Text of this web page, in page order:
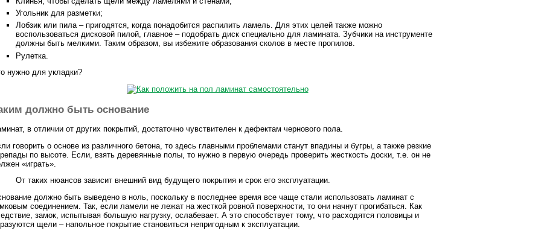
Угольник для разметки;
Лобзик или пила – пригодятся, когда понадобится распилить ламель. Для этих целей также можно
воспользоваться дисковой пилой, главное – подобрать диск специально для ламината. Зубчики на инструменте
должны быть мелкими. Таким образом, вы избежите образования сколов в месте пропилов.
Рулетка.
нужно для укладки?
должно быть основание
в отличии от других покрытий, достаточно чувствителен к дефектам чернового пола.
говорить о основе из различного бетона, то здесь главными проблемами станут впадины и бугры, а также резкие
по высоте. Если, взять деревянные полы, то нужно в первую очередь проверить жесткость доски, т.е. он не
«играть».
От таких нюансов зависит внешний вид будущего покрытия и срок его эксплуатации.
должно быть выведено в ноль, поскольку в последнее время все чаще стали использовать ламинат с
соединением. Так, если ламели не лежат на жесткой ровной поверхности, то они начнут прогибаться. Как
замок, испытывая большую нагрузку, ослабевает. А это способствует тому, что расходятся половицы и
щели – напольное покрытие становиться непригодным к эксплуатации.